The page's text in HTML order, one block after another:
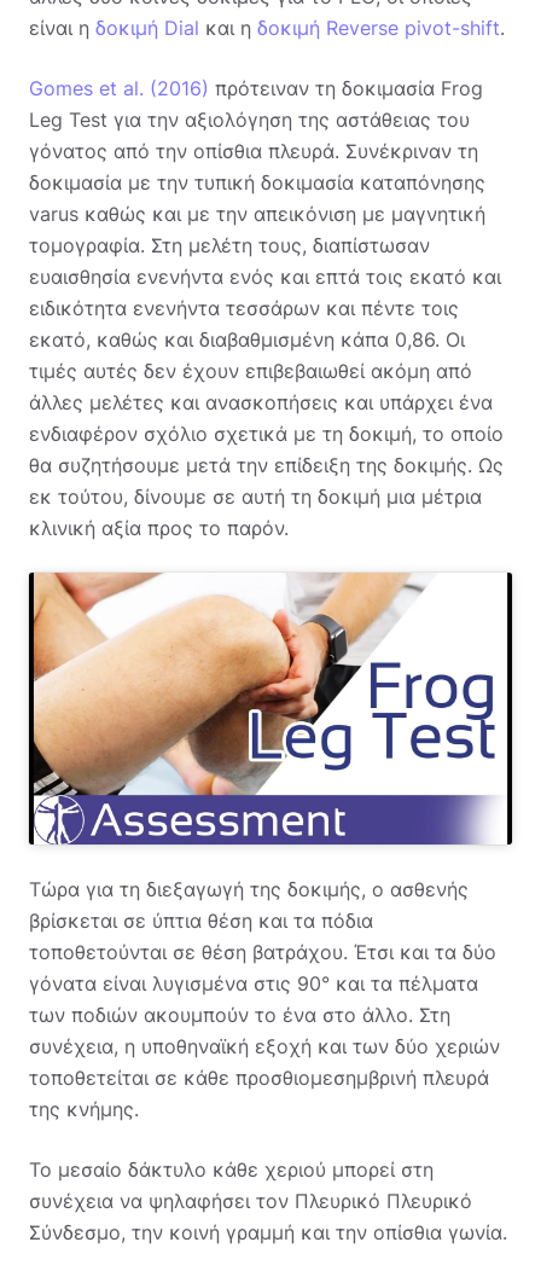
είναι η δοκιμή Dial και η δοκιμή Reverse pivot-shift.
Gomes et al. (2016) πρότειναν τη δοκιμασία Frog
Leg Test για την αξιολόγηση της αστάθειας του
γόνατος από την οπίσθια πλευρά. Συνέκριναν τη
δοκιμασία με την τυπική δοκιμασία καταπόνησης
varus καθώς και με την απεικόνιση με μαγνητική
τομογραφία. Στη μελέτη τους, διαπίστωσαν
ευαισθησία ενενήντα ενός και επτά τοις εκατό και
ειδικότητα ενενήντα τεσσάρων και πέντε τοις
εκατό, καθώς και διαβαθμισμένη κάπα 0,86. Οι
τιμές αυτές δεν έχουν επιβεβαιωθεί ακόμη από
άλλες μελέτες και ανασκοπήσεις και υπάρχει ένα
ενδιαφέρον σχόλιο σχετικά με τη δοκιμή, το οποίο
θα συζητήσουμε μετά την επίδειξη της δοκιμής. Ως
εκ τούτου, δίνουμε σε αυτή τη δοκιμή μια μέτρια
κλινική αξία προς το παρόν.
Τώρα για τη διεξαγωγή της δοκιμής, ο ασθενής
βρίσκεται σε ύπτια θέση και τα πόδια
τοποθετούνται σε θέση βατράχου. Έτσι και τα δύο
γόνατα είναι λυγισμένα στις 90° και τα πέλματα
των ποδιών ακουμπούν το ένα στο άλλο. Στη
συνέχεια, η υποθηναϊκή εξοχή και των δύο χεριών
τοποθετείται σε κάθε προσθιομεσημβρινή πλευρά
της κνήμης.
Το μεσαίο δάκτυλο κάθε χεριού μπορεί στη
συνέχεια να ψηλαφήσει τον Πλευρικό Πλευρικό
Σύνδεσμο, την κοινή γραμμή και την οπίσθια γωνία.